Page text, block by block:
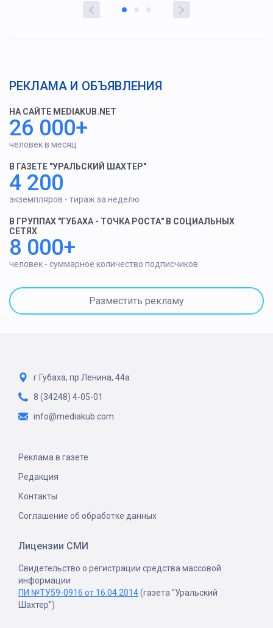
РЕКЛАМА И ОБЪЯВЛЕНИЯ
НА САЙТЕ MEDIAKUB.NET
26 000+
человек в месяц
В ГАЗЕТЕ "УРАЛЬСКИЙ ШАХТЕР"
4 200
экземпляров - тираж за неделю
В ГРУППАХ "ГУБАХА - ТОЧКА РОСТА" В СОЦИАЛЬНЫХ
СЕТЯХ
8 000+
человек - суммарное количество подписчиков
Разместить рекламу
г.Губаха, пр.Ленина, 44а
8 (34248) 4-05-01
info@mediakub.com
Реклама в газете
Редакция
Контакты
Соглашение об обработке данных
Лицензии СМИ
Свидетельство о регистрации средства массовой
информации
ПИ №ТУ59-0916 от 16.04.2014(газета "Уральский
Шахтер")